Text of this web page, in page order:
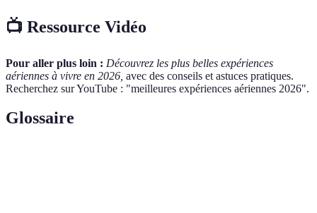
📺 Ressource Vidéo
Pour aller plus loin : Découvrez les plus belles expériences
aériennes à vivre en 2026, avec des conseils et astuces pratiques.
Recherchez sur YouTube : "meilleures expériences aériennes 2026".
Glossaire